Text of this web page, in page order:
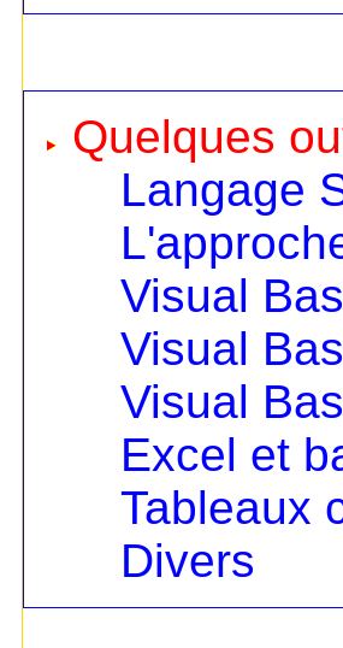
Quelques
Langage
Visual
Visual
Visual
Excel et
Tableaux
Divers